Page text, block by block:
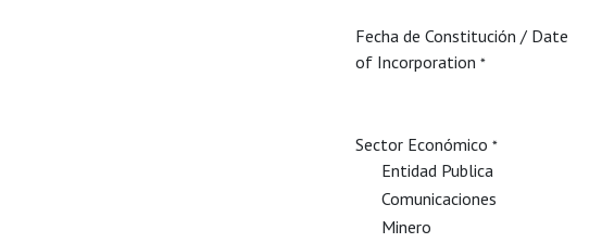
Fecha de Constitución / Date
of Incorporation *
Sector Económico *
Entidad Publica
Comunicaciones
Minero